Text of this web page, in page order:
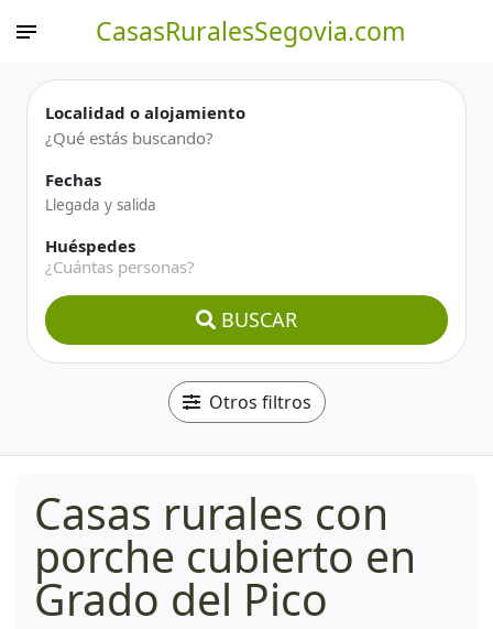
CasasRuralesSegovia.com
Localidad o alojamiento
Fechas
Huéspedes
¿Cuántas personas?
BUSCAR
Otros filtros
Casas rurales con
porche cubierto en
Grado del Pico